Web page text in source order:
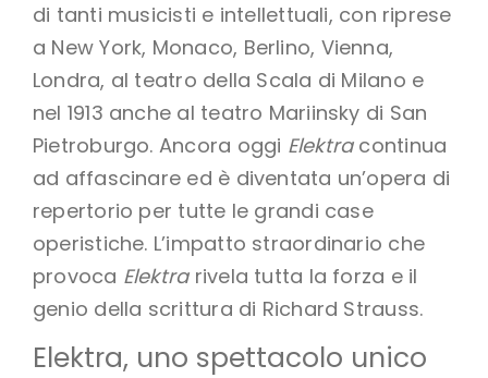
di tanti musicisti e intellettuali, con riprese
a New York, Monaco, Berlino, Vienna,
Londra, al teatro della Scala di Milano e
nel 1913 anche al teatro Mariinsky di San
Pietroburgo. Ancora oggi Elektracontinua
ad affascinare ed è diventata un’opera di
repertorio per tutte le grandi case
operistiche. L’impatto straordinario che
provoca Elektrarivela tutta la forza e il
genio della scrittura di Richard Strauss.
Elektra, uno spettacolo unico